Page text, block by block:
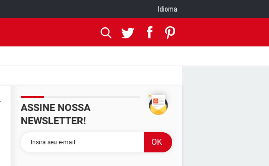
Idioma
ASSINE NOSSA
NEWSLETTER!